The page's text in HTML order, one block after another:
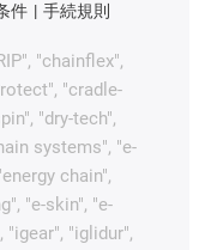
件 手続規則
"chainflex",
"cradle-
"dry-tech",
systems", "e-
chain",
"e-skin", "e-
"igear", "iglidur",